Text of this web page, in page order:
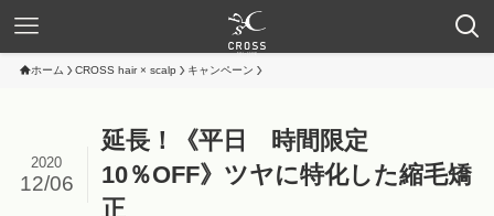
ホーム CROSS hair × scalp キャンペーン
延長！《平日 時間限定
10％OFF》ツヤに特化した縮毛矯
正
2020
12/06